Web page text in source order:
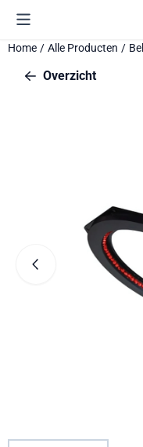
Cookievoorkeuren zijn
Home / Alle Producten /
Overzicht